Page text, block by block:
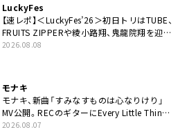
LuckyFes
【速レポ】＜LuckyFes’26＞初日トリはTUBE、
FRUITS ZIPPERや綾小路翔、鬼龍院翔を迎え
た豪華コラボも「知ってたらぜひ一緒に歌っ
2026.08.08
モナキ
モナキ、新曲「すみなすものは心なりけり」
MV公開。RECのギターにEvery Little Thing・
伊藤一朗参加も
2026.08.07